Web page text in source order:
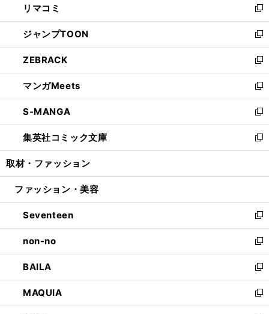
で
開
く
ド
ウ
で
開
く
ィ
ン
ド
ウ
で
開
く
い
ウ
ィ
ン
ド
ウ
で
開
く
リマコミ
新
し
い
ウ
ィ
ン
ド
ウ
で
開
く
ジャンプTOON
新
し
い
ウ
ィ
ン
ド
ウ
で
開
ZEBRACK
新
し
い
ウ
ィ
ン
ド
ウ
開
マンガMeets
新
し
い
ウ
ィ
ン
ウ
開
く
S-MANGA
新
し
い
ウ
ン
ウ
で
開
く
集英社コミック文庫
新
し
ウ
ン
ド
ウ
で
開
く
取材・ファッション
ファッション・美容
Seventeen
新
し
い
ウ
ィ
ン
ド
ウ
non-no
新
し
い
ウ
ィ
ン
BAILA
新
し
い
ウ
MAQUIA
新
し